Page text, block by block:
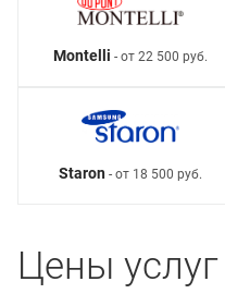
Montelli - от 22 500 руб.
Staron - от 18 500 руб.
Цены услуг